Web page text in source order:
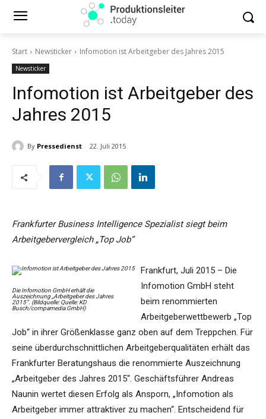
Start Newsticker Infomotion ist Arbeitgeber des Jahres 2015
Newsticker
Infomotion ist Arbeitgeber des
Jahres 2015
By Pressedienst 22. Juli 2015
Frankfurter Business Intelligence Spezialist siegt beim
Arbeitgebervergleich „Top Job“
Die Infomotion GmbH erhält die
Auszeichnung „Arbeitgeber des Jahres
2015“. (Bildquelle: Quelle: KD
Busch/compamedia GmbH)
Frankfurt, Juli 2015 – Die
Infomotion GmbH steht
beim renommierten
Arbeitgeberwettbewerb „Top
Job“ in ihrer Größenklasse ganz oben auf dem Treppchen. Für
seine überdurchschnittlichen Arbeitgeberqualitäten erhält das
Frankfurter Beratungshaus die renommierte Auszeichnung
„Arbeitgeber des Jahres 2015“. Geschäftsführer Andreas
Naunin wertet diesen Erfolg als Ansporn, „Infomotion als
Arbeitgeber immer attraktiver zu machen“. Entscheidend für